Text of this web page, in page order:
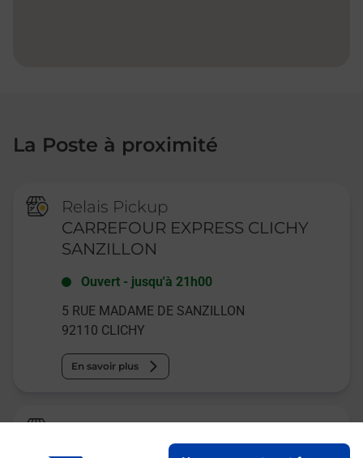
La Poste à proximité
Relais Pickup
CARREFOUR EXPRESS CLICHY
SANZILLON
Ouvert - jusqu'à 21h00
5 RUE MADAME DE SANZILLON
92110 CLICHY
En savoir plus
Relais Pickup
SUPERMARCHE CLICHY